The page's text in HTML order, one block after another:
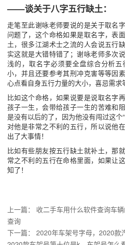
——谈关于八字五行缺土：
走笔至此谢咏老师要说的是关于取名
问题了，这个命格如果是取名字，表
土，很多江湖术士之流的人会说五行
实这就是大错特错了；谢咏老师多次
浅的，取名字必须要全盘综合分析
小，并且还要参考其刑冲克害等等因
心点看自身五行力量的大小，喜忌需求
比如这个命格，如果说要是说取名字
孩子一生，会带给孩子一生的苦难和
是没有以后的了，因为他没有闯过这个
对他是非常之不利的五行，所以说他
出了大事情！
比如有些朋友按五行缺土就补土，那
常之不利的五行在命格里面，如果让
知了！
上一篇： 收二手车用什么软件查询车
查询
下一篇： 2020年车架号字母，2020款